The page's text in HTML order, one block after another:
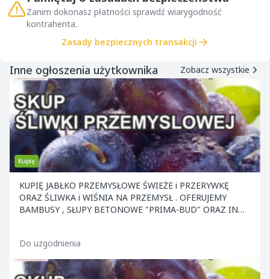
Zanim dokonasz płatności sprawdź wiarygodność
kontrahenta.
Zasady bezpiecznych transakcji
Inne ogłoszenia użytkownika Zobacz wszystkie
Kupię
KUPIĘ JABŁKO PRZEMYSŁOWE ŚWIEŻE i PRZERYWKĘ
ORAZ ŚLIWKA i WIŚNIA NA PRZEMYSŁ . OFERUJEMY
BAMBUSY , SŁUPY BETONOWE "PRIMA-BUD" ORAZ INNE
Do uzgodnienia